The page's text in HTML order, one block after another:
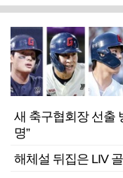
새 축구협회장 선출
명”
해체설 뒤집은 LIV